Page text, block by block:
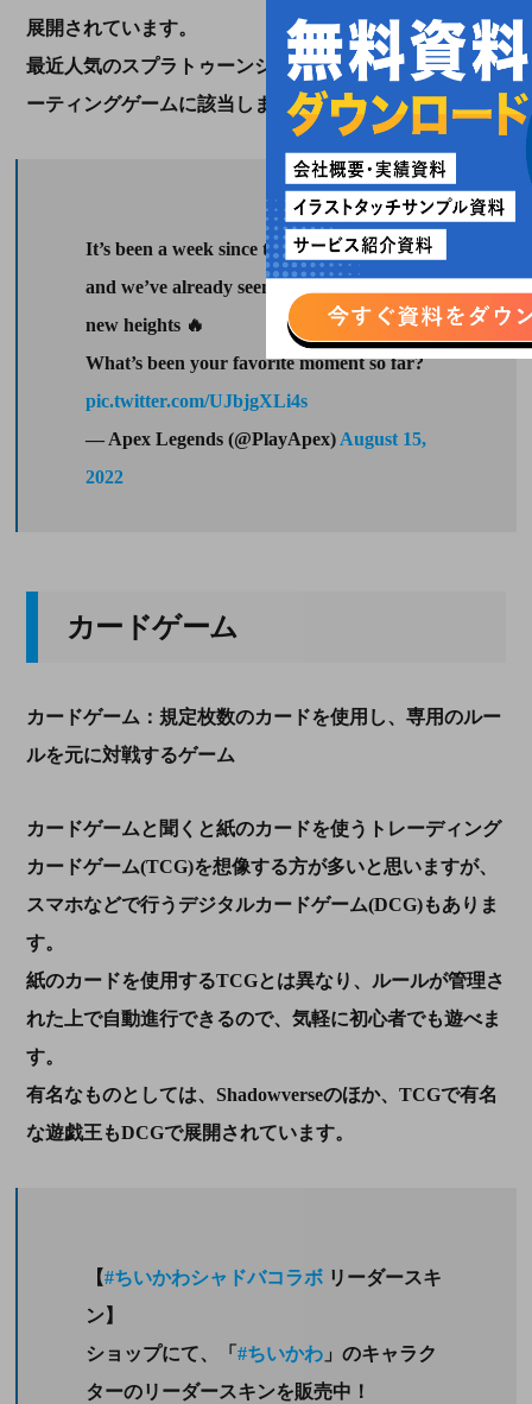
展開されています。
最近人気のスプラトゥーンシリーズやAPEXなどがシュ
ーティングゲームに該当します。
It’s been a week since the launch of Hunted,
and we’ve already seen you legends rising to
new heights 🔥
What’s been your favorite moment so far?
pic.twitter.com/UJbjgXLi4s
— Apex Legends (@PlayApex) August 15,
2022
カードゲーム
カードゲーム：規定枚数のカードを使用し、専用のルー
ルを元に対戦するゲーム
カードゲームと聞くと紙のカードを使うトレーディング
カードゲーム(TCG)を想像する方が多いと思いますが、
スマホなどで行うデジタルカードゲーム(DCG)もありま
す。
紙のカードを使用するTCGとは異なり、ルールが管理さ
れた上で自動進行できるので、気軽に初心者でも遊べま
す。
有名なものとしては、Shadowverseのほか、TCGで有名
な遊戯王もDCGで展開されています。
【#ちいかわシャドバコラボリーダースキ
ン】
ショップにて、「 #ちいかわ」のキャラク
ターのリーダースキンを販売中！